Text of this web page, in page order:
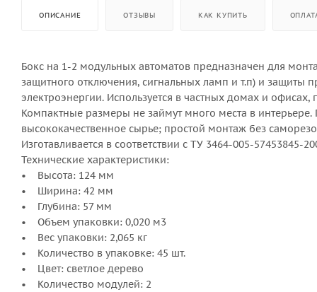
ОПИСАНИЕ ОТЗЫВЫ КАК КУПИТЬ
Бокс на 1-2 модульных автоматов предназначен для
защитного отключения, сигнальных ламп и т.п) и защиты
электроэнергии. Используется в частных домах и
Компактные размеры не займут много места в
высококачественное сырье; простой монтаж без
Изготавливается в соответствии с ТУ 3464-005-57453845-
Технические характеристики:
• Высота: 124 мм
• Ширина: 42 мм
• Глубина: 57 мм
• Объем упаковки: 0,020 м3
• Вес упаковки: 2,065 кг
• Количество в упаковке: 45 шт.
• Цвет: светлое дерево
• Количество модулей: 2